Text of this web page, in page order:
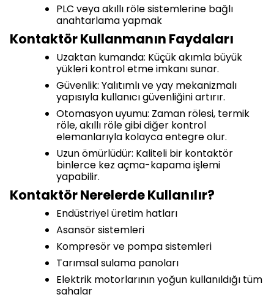
PLC veya akıllı röle sistemlerine bağlı
anahtarlama yapmak
Kontaktör Kullanmanın Faydaları
Uzaktan kumanda: Küçük akımla büyük
yükleri kontrol etme imkanı sunar.
Güvenlik: Yalıtımlı ve yay mekanizmalı
yapısıyla kullanıcı güvenliğini artırır.
Otomasyon uyumu: Zaman rölesi, termik
röle, akıllı röle gibi diğer kontrol
elemanlarıyla kolayca entegre olur.
Uzun ömürlüdür: Kaliteli bir kontaktör
binlerce kez açma-kapama işlemi
yapabilir.
Kontaktör Nerelerde Kullanılır?
Endüstriyel üretim hatları
Asansör sistemleri
Kompresör ve pompa sistemleri
Tarımsal sulama panoları
Elektrik motorlarının yoğun kullanıldığı tüm
sahalar